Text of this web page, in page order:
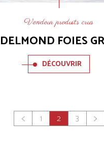
Vendeur produits crus
DELMOND FOIES
DÉCOUVRIR
Page
1 Page
2 Page
3